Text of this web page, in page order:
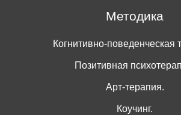
Методика
Когнитивно-поведенческая
Позитивная
Арт-терапия.
Коучинг.